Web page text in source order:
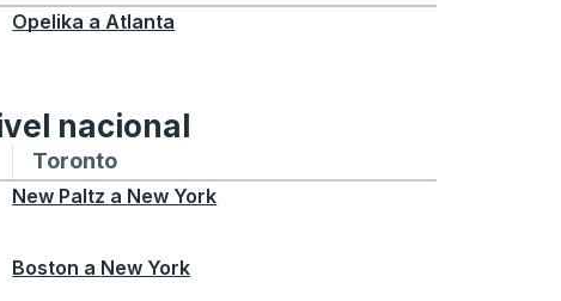
Opelika a Atlanta
nacional
Montreal
y desde Chicago
hacia y desde Seattle
Rutas de autobuses hacia y desde Boston
TorontoRutas de autobuses hacia y desde
New Paltz a New York
Boston a New York